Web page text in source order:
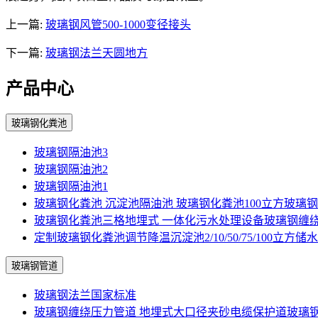
上一篇: 玻璃钢风管500-1000变径接头
下一篇: 玻璃钢法兰天圆地方
产品中心
玻璃钢化粪池
玻璃钢隔油池3
玻璃钢隔油池2
玻璃钢隔油池1
玻璃钢化粪池 沉淀池隔油池 玻璃钢化粪池100立方玻璃
玻璃钢化粪池三格地埋式 一体化污水处理设备玻璃钢缠
定制玻璃钢化粪池调节降温沉淀池2/10/50/75/100立方储
玻璃钢管道
玻璃钢法兰国家标准
玻璃钢缠绕压力管道 地埋式大口径夹砂电缆保护道玻璃